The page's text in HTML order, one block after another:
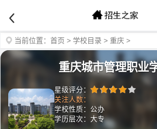
当前位置： 首页 > 学校目录 > 重庆 >
重庆城市管理职业
星级评分：
关注人数：
学校性质：公办
学历层次：大专